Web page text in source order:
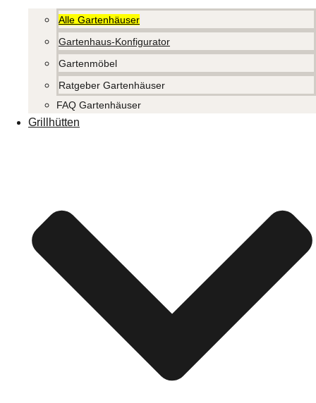
Alle Gartenhäuser
Gartenhaus-Konfigurator
Gartenmöbel
Ratgeber Gartenhäuser
FAQ Gartenhäuser
Grillhütten